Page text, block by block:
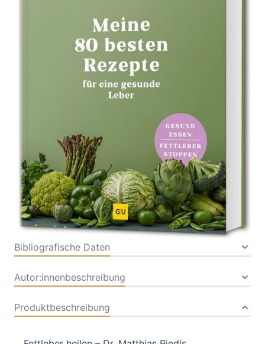
Zur Wunschliste hinzufügen
Gesund essen, Fettleber heilen – Tipps für Entgiftung
Verlag: GRÄFE UND
UNZER Verlag GmbH
17.06.2026
Buch 168 Seiten
Hardcover
ISBN: 978-3-
83389942-3
Bibliografische Daten
Autor:innenbeschreibung
Produktbeschreibung